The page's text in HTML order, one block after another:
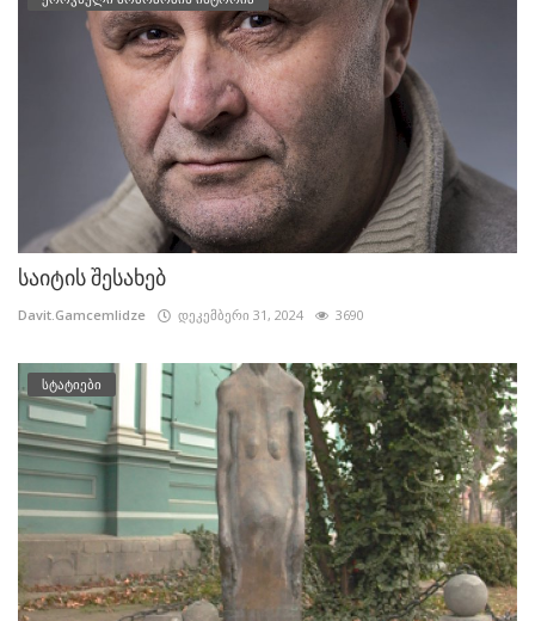
საიტის შესახებ
Davit.Gamcemlidze დეკემბერი 31, 2024 3690
სტატიები